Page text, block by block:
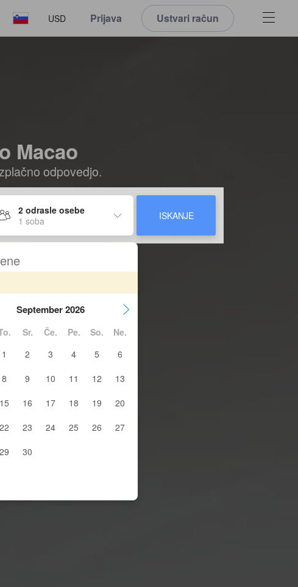
USD Prijava Ustvari račun
Macao
odpovedjo.
2 odrasle osebe
1 soba
ISKANJE
September 2026
Sr. Če. Pe. So.
Ne.
1
2 3 4 5
6
8 9 10 11 12
13
15 16 17 18 19
20
22 23 24 25 26
27
29 30